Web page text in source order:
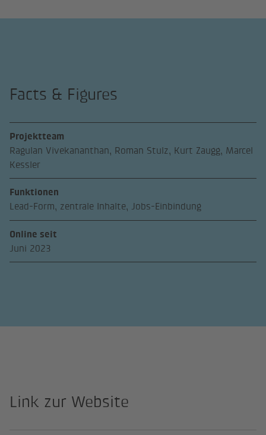
Facts & Figures
Projektteam
Ragulan Vivekananthan, Roman Stulz, Kurt Zaugg, Marcel
Kessler
Funktionen
Lead-Form, zentrale Inhalte, Jobs-Einbindung
Online seit
Juni 2023
Link zur Website